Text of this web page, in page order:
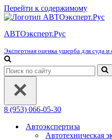
Перейти к содержимому
АВТОэксперт.Рус
Экспертная оценка ущерба для суда и
Искать...
8 (953) 066-05-30
Автоэкспертиза
Автотехническая